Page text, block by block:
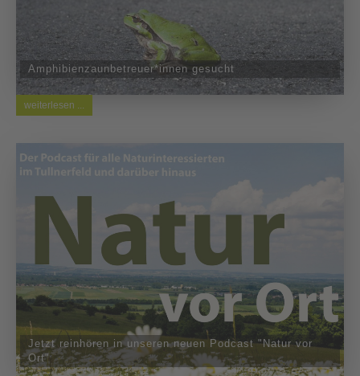
Amphibienzaunbetreuer*innen gesucht
weiterlesen ...
Jetzt reinhören in unseren neuen Podcast "Natur vor
Ort"